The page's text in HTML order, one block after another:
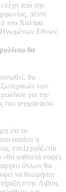
από την
πέντε
του Χαλίφα
Ηνωμένων Εθνών.
θα
θα
των
για την
του γερμανικού
ότι το
οποίου η
επεξεργάζεται
«θα καθιστά σαφές
όπλων θα
να θεωρήσει
στην Λιβύη,